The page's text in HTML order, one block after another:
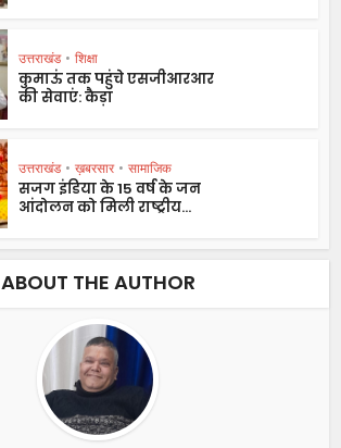
उत्तराखंड • शिक्षा
कुमाऊं तक पहुंचे एसजीआरआर
की सेवाएं: कैड़ा
उत्तराखंड • ख़बरसार • सामाजिक
सजग इंडिया के 15 वर्ष के जन
आंदोलन को मिली राष्ट्रीय...
ABOUT THE AUTHOR